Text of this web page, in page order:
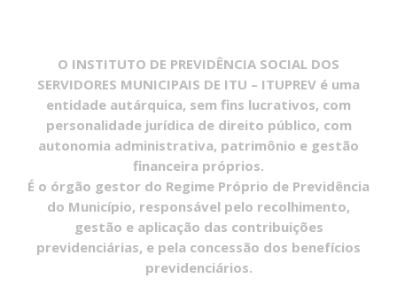
O INSTITUTO DE PREVIDÊNCIA SOCIAL DOS
SERVIDORES MUNICIPAIS DE ITU – ITUPREV é uma
entidade autárquica, sem fins lucrativos, com
personalidade jurídica de direito público, com
autonomia administrativa, patrimônio e gestão
financeira próprios.
É o órgão gestor do Regime Próprio de Previdência
do Município, responsável pelo recolhimento,
gestão e aplicação das contribuições
previdenciárias, e pela concessão dos benefícios
previdenciários.